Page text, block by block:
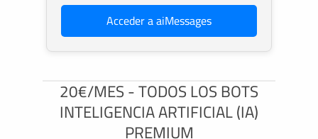
Acceder a aiMessages
20€/MES - TODOS LOS BOTS
INTELIGENCIA ARTIFICIAL (IA)
PREMIUM